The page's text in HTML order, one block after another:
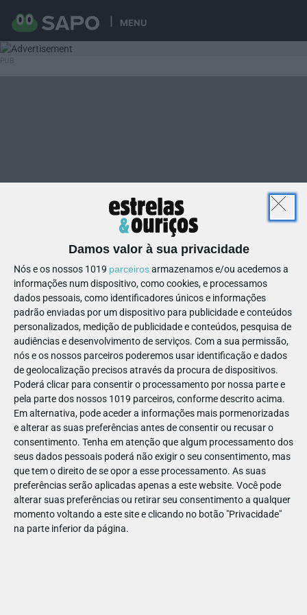
MENU
Damos valor à sua privacidade
Nós e os nossos 1019 parceirosarmazenamos e/ou acedemos a
informações num dispositivo, como cookies, e processamos
dados pessoais, como identificadores únicos e informações
padrão enviadas por um dispositivo para publicidade e conteúdos
personalizados, medição de publicidade e conteúdos, pesquisa de
audiências e desenvolvimento de serviços. Com a sua permissão,
nós e os nossos parceiros poderemos usar identificação e dados
de geolocalização precisos através da procura de dispositivos.
Poderá clicar para consentir o processamento por nossa parte e
pela parte dos nossos 1019 parceiros, conforme descrito acima.
Em alternativa, pode aceder a informações mais pormenorizadas
e alterar as suas preferências antes de consentir ou recusar o
consentimento. Tenha em atenção que algum processamento dos
seus dados pessoais poderá não exigir o seu consentimento, mas
que tem o direito de se opor a esse processamento. As suas
preferências serão aplicadas apenas a este website. Você pode
alterar suas preferências ou retirar seu consentimento a qualquer
momento voltando a este site e clicando no botão "Privacidade"
na parte inferior da página.
17
43314690716085